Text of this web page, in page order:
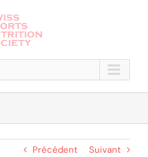
Précédent Suivant